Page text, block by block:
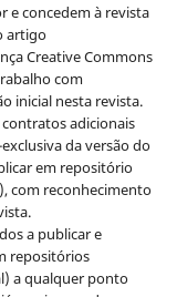
e concedem à revista
artigo
Creative Commons
com
inicial nesta revista.
adicionais
da versão do
em repositório
com reconhecimento
a publicar e
repositórios
a qualquer ponto